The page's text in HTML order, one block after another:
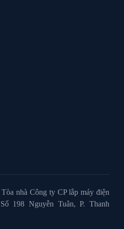
nhà Công ty CP lắp máy điện
198 Nguyễn Tuân, P. Thanh